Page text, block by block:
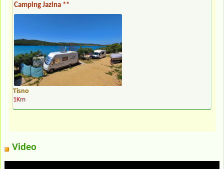
Camping Jazina **
Tisno
1Km
Video